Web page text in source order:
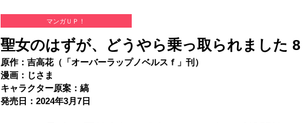
マンガＵＰ！
聖女のはずが、どうやら乗っ取られました 8
原作：吉高花（「オーバーラップノベルスｆ」刊）
漫画：じさま
キャラクター原案：縞
発売日：2024年3月7日